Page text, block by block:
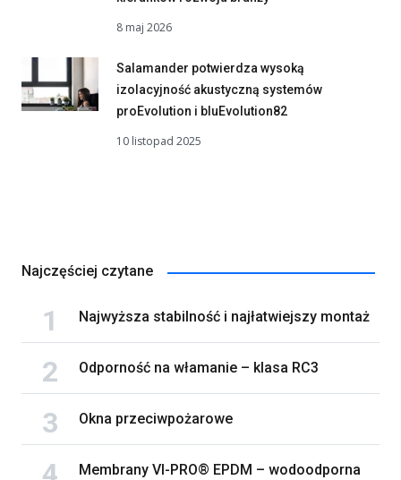
8 maj 2026
Salamander potwierdza wysoką
izolacyjność akustyczną systemów
proEvolution i bluEvolution82
10 listopad 2025
Najczęściej czytane
Najwyższa stabilność i najłatwiejszy montaż
Odporność na włamanie – klasa RC3
Okna przeciwpożarowe
Membrany VI-PRO® EPDM – wodoodporna